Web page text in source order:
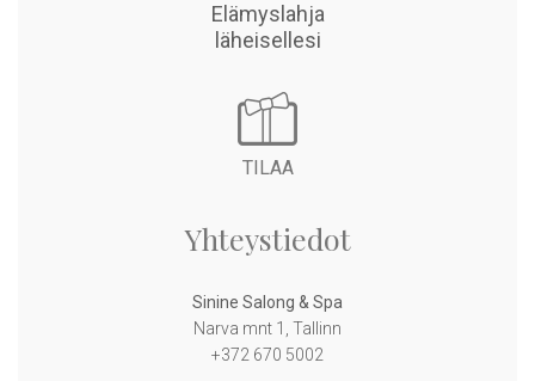
Elämyslahja
läheisellesi
TILAA
Yhteystiedot
Sinine Salong & Spa
Narva mnt 1, Tallinn
+372 670 5002